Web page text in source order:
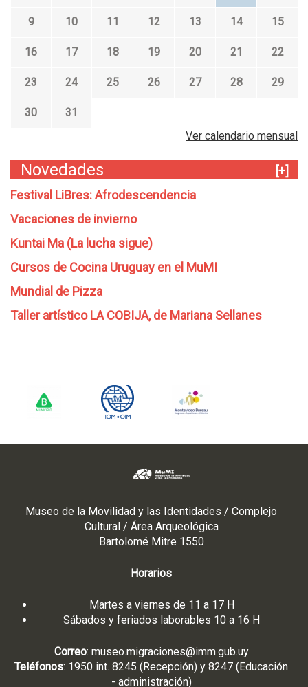
9 10 11 12 13 14 15
16 17 18 19 20 21 22
23 24 25 26 27 28 29
30
31
Ver calendario mensual
Novedades
[+]
Festival LiBres: Afrodescendencia
Vacaciones de invierno
Kuntai Ma (La lucha sigue)
Cursos de Cocina Uruguay en el MuMI
Mundial de Pizza
Taller artístico LA COBIJA, de Mariana Sellanes
Museo de la Movilidad y las Identidades / Complejo
Cultural / Área Arqueológica
Bartolomé Mitre 1550
Horarios
Martes a viernes de 11 a 17 H
Sábados y feriados laborables 10 a 16 H
Correo: museo.migraciones@imm.gub.uy
Teléfonos: 1950 int. 8245 (Recepción) y 8247 (Educación
- administración)